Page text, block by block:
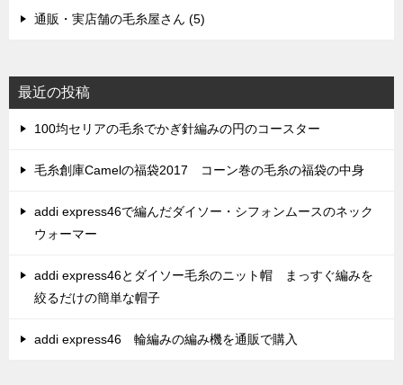
通販・実店舗の毛糸屋さん (5)
最近の投稿
100均セリアの毛糸でかぎ針編みの円のコースター
毛糸創庫Camelの福袋2017 コーン巻の毛糸の福袋の中身
addi express46で編んだダイソー・シフォンムースのネック
ウォーマー
addi express46とダイソー毛糸のニット帽 まっすぐ編みを
絞るだけの簡単な帽子
addi express46 輪編みの編み機を通販で購入